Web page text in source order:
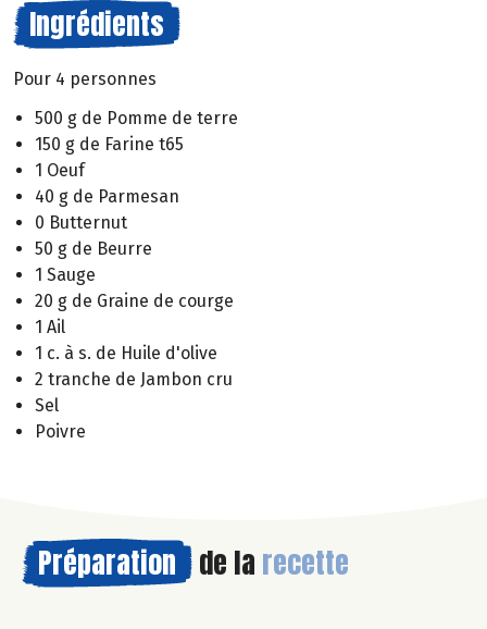
Ingrédients
Pour 4 personnes
500 g de Pomme de terre
150 g de Farine t65
1 Oeuf
40 g de Parmesan
0 Butternut
50 g de Beurre
1 Sauge
20 g de Graine de courge
1 Ail
1 c. à s. de Huile d'olive
2 tranche de Jambon cru
Sel
Poivre
Préparation de la recette